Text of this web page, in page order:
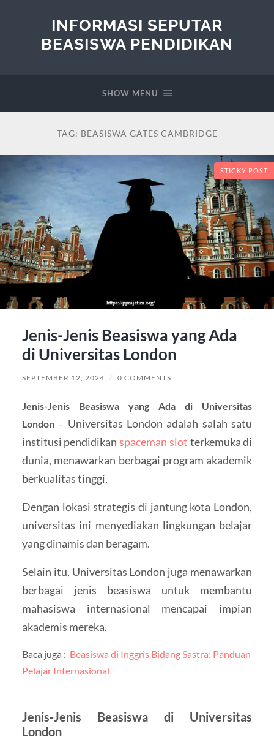
INFORMASI SEPUTAR
BEASISWA PENDIDIKAN
SHOW MENU
TAG: BEASISWA GATES CAMBRIDGE
STICKY POST
Jenis-Jenis Beasiswa yang Ada
di Universitas London
SEPTEMBER 12, 2024 / 0 COMMENTS
Jenis-Jenis Beasiswa yang Ada di Universitas
London– Universitas London adalah salah satu
institusi pendidikanspaceman slot terkemuka di
dunia, menawarkan berbagai program akademik
berkualitas tinggi.
Dengan lokasi strategis di jantung kota London,
universitas ini menyediakan lingkungan belajar
yang dinamis dan beragam.
Selain itu, Universitas London juga menawarkan
berbagai jenis beasiswa untuk membantu
mahasiswa internasional mencapai impian
akademis mereka.
Baca juga : Beasiswa di Inggris Bidang Sastra: Panduan
Pelajar Internasional
Jenis-Jenis Beasiswa di Universitas
London